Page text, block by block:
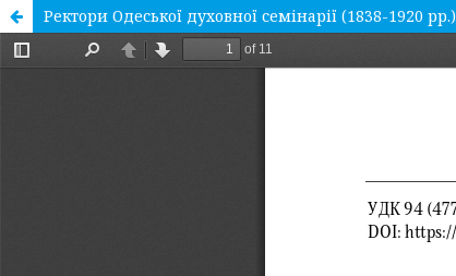
Ректори Одеської духовної семінарії (1838-1920 рр.)